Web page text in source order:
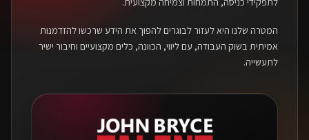
המטרה שלנו היא לעזור לבוגרים להפוך את הידע שרכשו להזדמנות
אמיתית בשוק העבודה, עם ליווי, הכוונה, כלים מקצועיים וחיבור ישיר
לתעשייה.